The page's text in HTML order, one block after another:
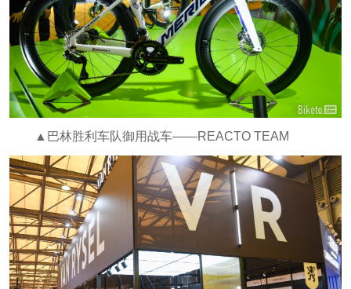
▲巴林胜利车队御用战车——REACTO TEAM